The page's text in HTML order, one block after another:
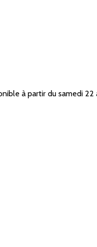
à partir du samedi